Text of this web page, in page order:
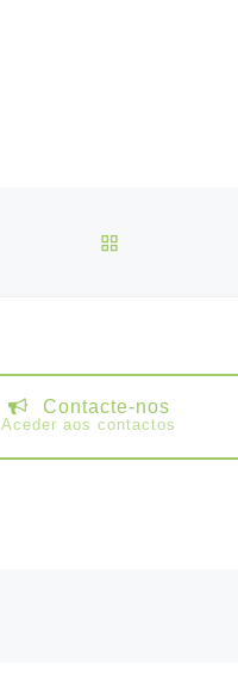
VOLTAR À
Contacte-nos
Aceder aos contactos